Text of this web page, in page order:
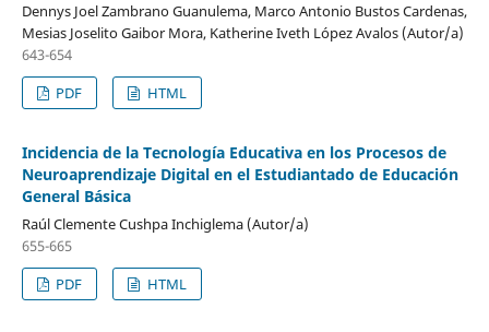
Dennys Joel Zambrano Guanulema, Marco Antonio Bustos Cardenas,
Mesias Joselito Gaibor Mora, Katherine Iveth López Avalos (Autor/a)
643-654
PDF
HTML
Incidencia de la Tecnología Educativa en los Procesos de
Neuroaprendizaje Digital en el Estudiantado de Educación
General Básica
Raúl Clemente Cushpa Inchiglema (Autor/a)
655-665
PDF
HTML